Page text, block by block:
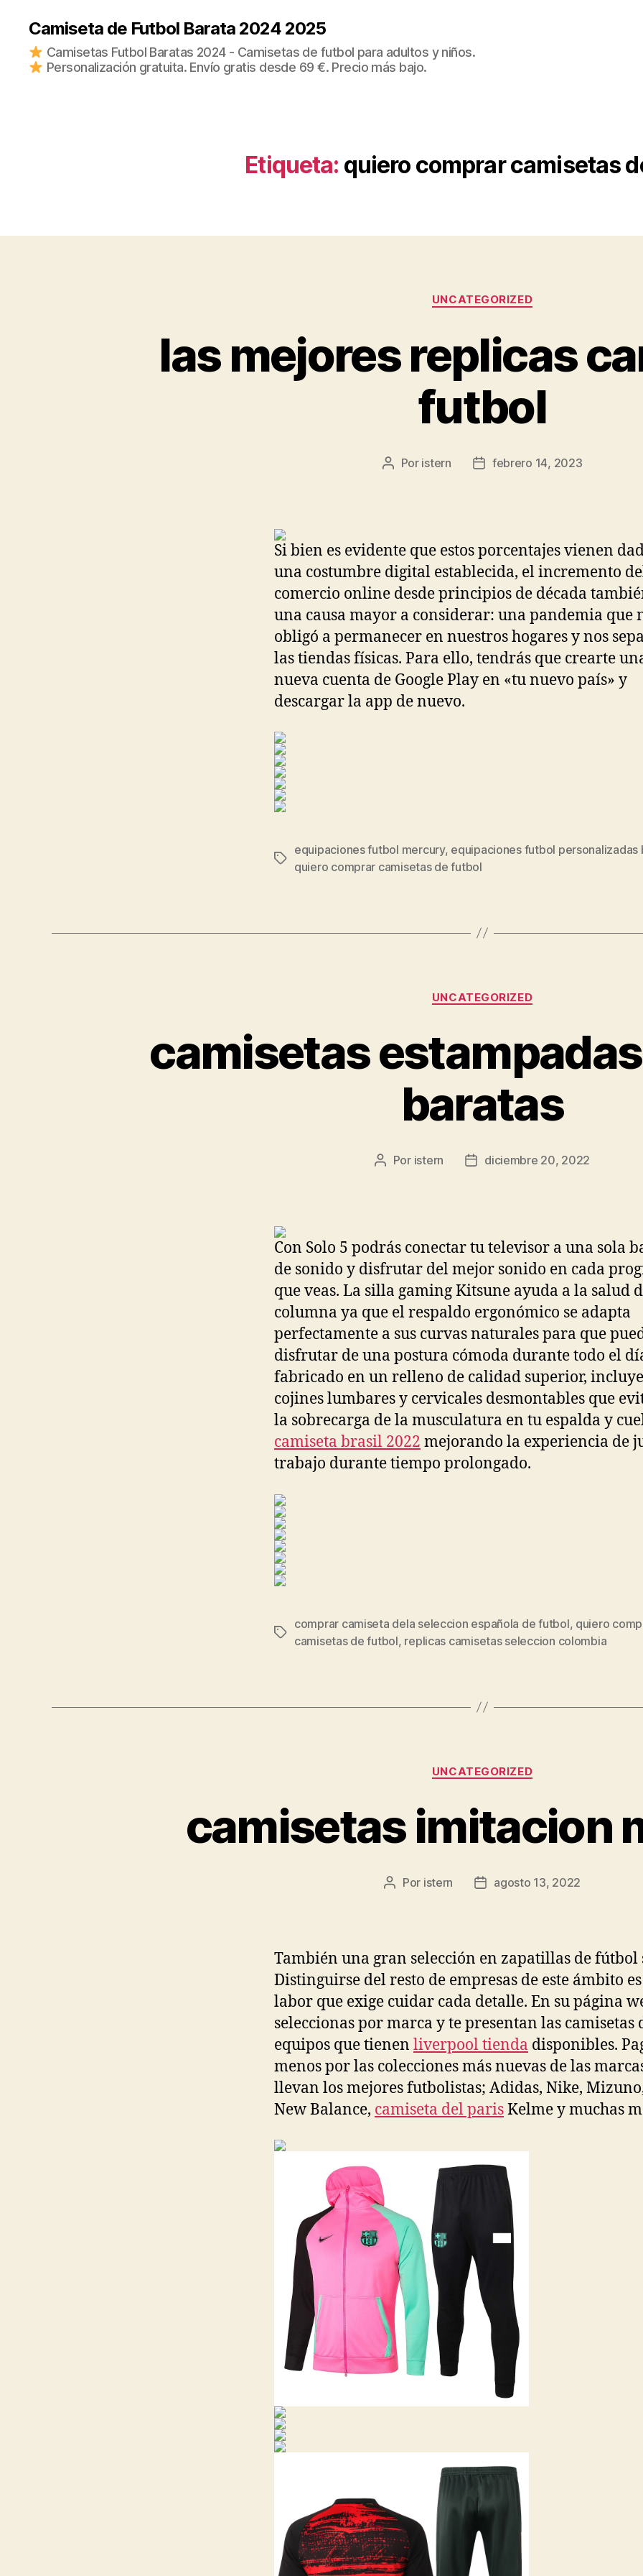
Camiseta de Futbol Barata 2024 2025
Camisetas Futbol Baratas 2024 - Camisetas de futbol para adultos y niños.
Personalización gratuita. Envío gratis desde 69 €. Precio más bajo.
Etiqueta: quiero comprar camisetas
Categorías
UNCATEGORIZED
las mejores replicas
futbol
Autor
Por istern
Fecha
febrero 14, 2023
Si bien es evidente que estos porcentajes vienen
una costumbre digital establecida, el incremento
comercio online desde principios de década
una causa mayor a considerar: una pandemia que
obligó a permanecer en nuestros hogares y nos
las tiendas físicas. Para ello, tendrás que crearte
nueva cuenta de Google Play en «tu nuevo país» y
descargar la app de nuevo.
Etiquetas
equipaciones futbol mercury, equipaciones futbol personalizadas
quiero comprar camisetas de futbol
Categorías
UNCATEGORIZED
camisetas
baratas
Autor
Por istern
Fechadiciembre 20, 2022
Con Solo 5 podrás conectar tu televisor a una sola
de sonido y disfrutar del mejor sonido en cada
que veas. La silla gaming Kitsune ayuda a la salud
columna ya que el respaldo ergonómico se adapta
perfectamente a sus curvas naturales para que
disfrutar de una postura cómoda durante todo el
fabricado en un relleno de calidad superior, incluye
cojines lumbares y cervicales desmontables que
la sobrecarga de la musculatura en tu espalda y
camiseta brasil 2022 mejorando la experiencia de
trabajo durante tiempo prolongado.
Etiquetas
comprar camiseta dela seleccion española de futbol, quiero
camisetas de futbol, replicas camisetas seleccion colombia
Categorías
UNCATEGORIZED
camisetas imitacion
Autor
Por istern
Fechaagosto 13, 2022
También una gran selección en zapatillas de fútbol
Distinguirse del resto de empresas de este ámbito
labor que exige cuidar cada detalle. En su página
seleccionas por marca y te presentan las camisetas
equipos que tienen liverpool tienda disponibles.
menos por las colecciones más nuevas de las
llevan los mejores futbolistas; Adidas, Nike,
New Balance, camiseta del parisKelme y muchas